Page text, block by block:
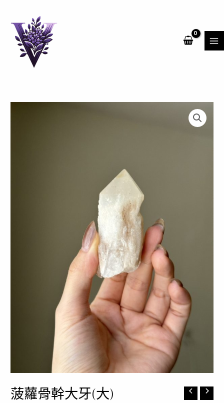
菠蘿骨幹大牙(大)
菠